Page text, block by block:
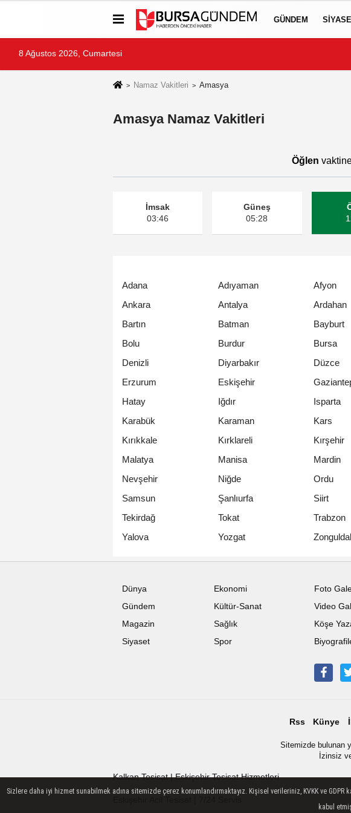
GÜNDEM
8 Ağustos 2026, Cumartesi
Namaz Vakitleri Amasya
Amasya Namaz Vakitleri
Öğlen
İmsak
03:46
Güneş
05:28
Adana Adıyaman Afyon
Ankara
Antalya Ardahan
Bartın
Batman Bayburt
Bolu
Burdur Bursa
Denizli
Diyarbakır Düzce
Erzurum
Eskişehir
Hatay
Iğdır Isparta
Karabük
Karaman Kars
Kırıkkale
Kırklareli Kırşehir
Malatya
Manisa Mardin
Nevşehir
Niğde Ordu
Samsun
Şanlıurfa Siirt
Tekirdağ
Tokat Trabzon
Yalova
Yozgat
Dünya
Ekonomi
Gündem
Kültür-Sanat
Magazin
Sağlık
Siyaset
Spor
Foto
Video
Köşe
Rss Künye
Sitemizde bulunan
İzinsiz
Kalkan Tesisat | Eskişehir Tesisat Hizmetleri
Sizlere daha iyi hizmet sunabilmek adına sitemizde çerez konumlandırmaktayız. Kişisel verileriniz, KVKK ve
kabul